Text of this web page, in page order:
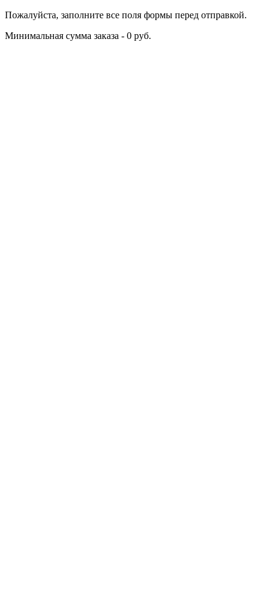
Пожалуйста, заполните все поля формы перед отправкой.
Минимальная сумма заказа - 0 руб.